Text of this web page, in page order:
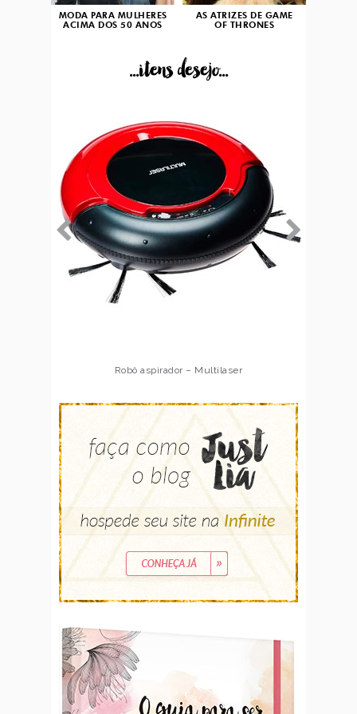
MODA PARA MULHERES
ACIMA DOS 50 ANOS
AS ATRIZES DE GAME
OF THRONES
...itens desejo...
Robô aspirador – Multilaser